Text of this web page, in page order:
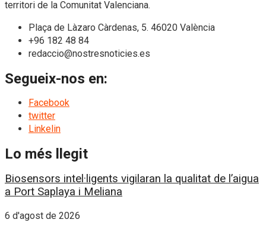
territori de la Comunitat Valenciana.
Plaça de Làzaro Càrdenas, 5. 46020 València
+96 182 48 84
redaccio@nostresnoticies.es
Segueix-nos en:
Facebook
twitter
Linkelin
Lo més llegit
Biosensors intel·ligents vigilaran la qualitat de l’aigua
a Port Saplaya i Meliana
6 d'agost de 2026